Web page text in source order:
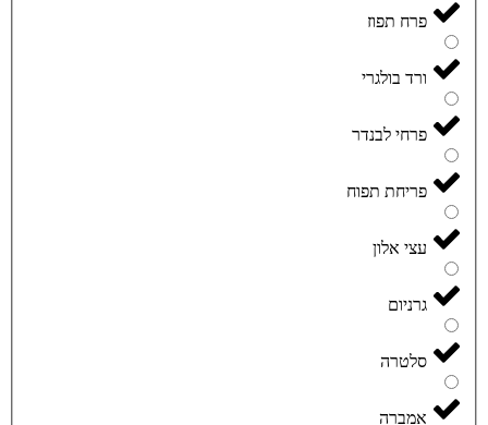
פרח תפוז
ורד בולגרי
פרחי לבנדר
פריחת תפוח
עצי אלון
גרניום
סלטרה
אמברה